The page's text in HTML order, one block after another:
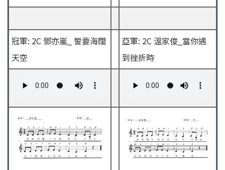
冠軍: 2C 鄧亦嵐_ 誓要海闊
天空
亞軍: 2C 溫家俊_當你遇
到挫折時